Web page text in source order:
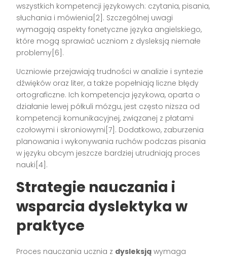
wszystkich kompetencji językowych: czytania, pisania,
słuchania i mówienia[2]. Szczególnej uwagi
wymagają aspekty fonetyczne języka angielskiego,
które mogą sprawiać uczniom z dysleksją niemałe
problemy[6].
Uczniowie przejawiają trudności w analizie i syntezie
dźwięków oraz liter, a także popełniają liczne błędy
ortograficzne. Ich kompetencja językowa, oparta o
działanie lewej półkuli mózgu, jest często niższa od
kompetencji komunikacyjnej, związanej z płatami
czołowymi i skroniowymi[7]. Dodatkowo, zaburzenia
planowania i wykonywania ruchów podczas pisania
w języku obcym jeszcze bardziej utrudniają proces
nauki[4].
Strategie nauczania i
wsparcia dyslektyka w
praktyce
Proces nauczania ucznia z dysleksją wymaga